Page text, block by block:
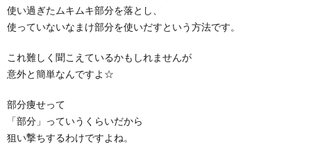
使い過ぎたムキムキ部分を落とし、
使っていないなまけ部分を使いだすという方法です。
これ難しく聞こえているかもしれませんが
意外と簡単なんですよ☆
部分痩せって
「部分」っていうくらいだから
狙い撃ちするわけですよね。